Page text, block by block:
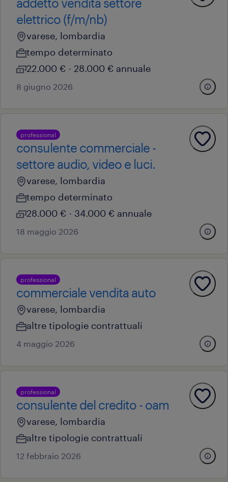
elettrico (f/m/nb)
varese, lombardia
tempo determinato
22.000 € - 28.000 € annuale
8 giugno 2026
professional
consulente commerciale -
settore audio, video e luci.
varese, lombardia
tempo determinato
28.000 € - 34.000 € annuale
18 maggio 2026
professional
commerciale vendita auto
varese, lombardia
altre tipologie contrattuali
4 maggio 2026
professional
consulente del credito - oam
varese, lombardia
altre tipologie contrattuali
12 febbraio 2026